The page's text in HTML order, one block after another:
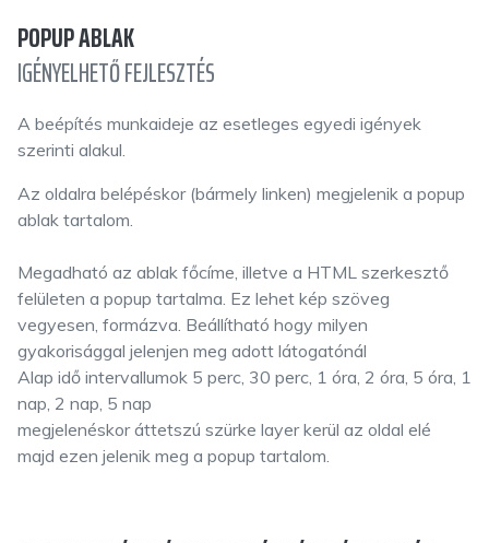
POPUP ABLAK
IGÉNYELHETŐ FEJLESZTÉS
A beépítés munkaideje az esetleges egyedi igények
szerinti alakul.
Az oldalra belépéskor (bármely linken) megjelenik a popup
ablak tartalom.
Megadható az ablak főcíme, illetve a HTML szerkesztő
felületen a popup tartalma. Ez lehet kép szöveg
vegyesen, formázva. Beállítható hogy milyen
gyakorisággal jelenjen meg adott látogatónál
Alap idő intervallumok 5 perc, 30 perc, 1 óra, 2 óra, 5 óra, 1
nap, 2 nap, 5 nap
megjelenéskor áttetszú szürke layer kerül az oldal elé
majd ezen jelenik meg a popup tartalom.